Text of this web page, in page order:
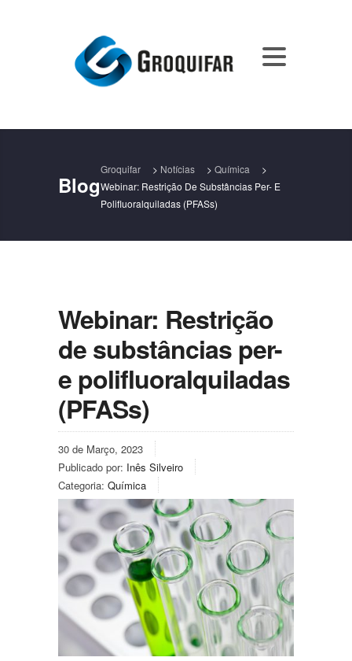
Blog
Groquifar > Notícias > Química
>
Webinar: Restrição De Substâncias Per- E
Polifluoralquiladas (PFASs)
Webinar: Restrição
de substâncias per-
e polifluoralquiladas
(PFASs)
30 de Março, 2023
Publicado por: Inês Silveiro
Categoria: Química